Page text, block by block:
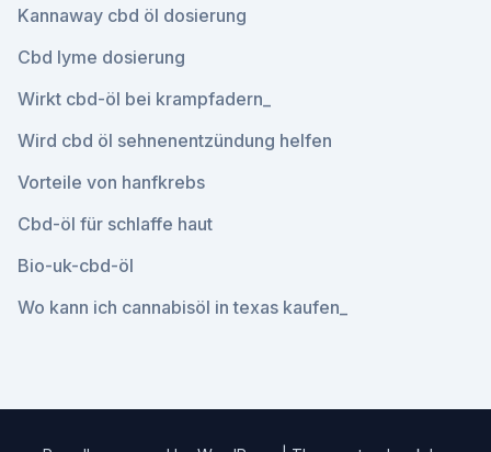
Kannaway cbd öl dosierung
Cbd lyme dosierung
Wirkt cbd-öl bei krampfadern_
Wird cbd öl sehnenentzündung helfen
Vorteile von hanfkrebs
Cbd-öl für schlaffe haut
Bio-uk-cbd-öl
Wo kann ich cannabisöl in texas kaufen_